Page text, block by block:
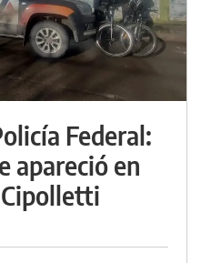
Federal:
apareció en